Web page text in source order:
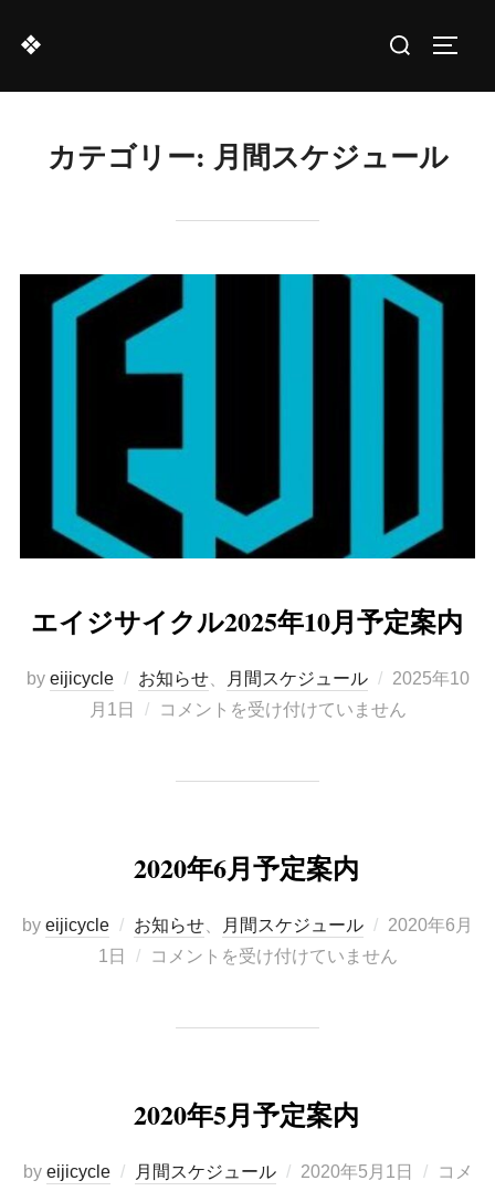
❖
検
対
カテゴリー: 月間スケジュール
エイジサイクル2025年10月予定案内
by eijicycle お知らせ、 月間スケジュール
投
稿
2025年10
月1日
コメントを受け付けていません
2020年6月予定案内
by eijicycle お知らせ 月間スケジュール
投
稿
2020年6月
1日
コメントを受け付けていません
2020年5月予定案内
by eijicycle 月間スケジュール
投
2020年5月1日
コメ